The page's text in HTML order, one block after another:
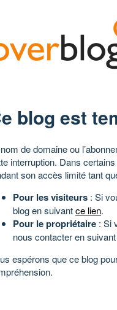
blog est
de domaine ou
interruption. Dans
son accès limité tant
Pour les visiteurs : Si
blog en suivantce lien.
Pour le propriétaire : Si
nous contacter en suivant
espérons que ce blog